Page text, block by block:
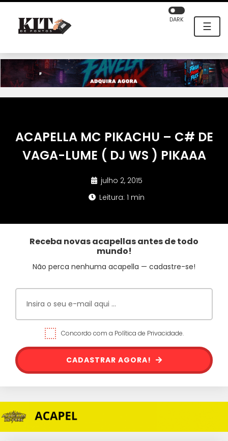
☰
DARK
ACAPELLA MC PIKACHU – C# DE
VAGA-LUME ( DJ WS ) PIKAAA
julho 2, 2015
Leitura: 1 min
Receba novas acapellas antes de todo
mundo!
Não perca nenhuma acapella — cadastre-se!
Concordo com a Política de Privacidade.
CADASTRAR AGORA!